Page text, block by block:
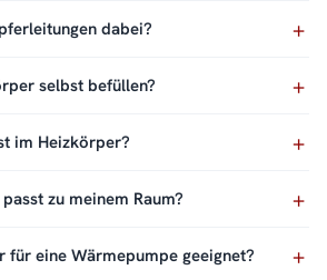
dabei?
selbst befüllen?
im Heizkörper?
zu meinem Raum?
für eine Wärmepumpe geeignet?